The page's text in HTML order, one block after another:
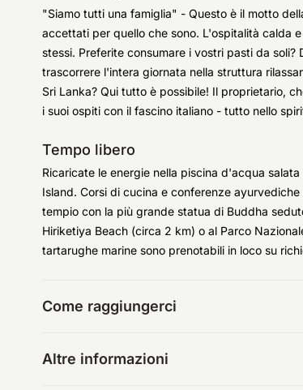
"Siamo tutti una famiglia" - Questo è il motto
accettati per quello che sono. L'ospitalità calda
stessi. Preferite consumare i vostri pasti da
trascorrere l'intera giornata nella struttura
Sri Lanka? Qui tutto è possibile! Il proprietario,
i suoi ospiti con il fascino italiano - tutto nello
Tempo libero
Ricaricate le energie nella piscina d'acqua
Island. Corsi di cucina e conferenze
tempio con la più grande statua di Buddha
Hiriketiya Beach (circa 2 km) o al Parco
tartarughe marine sono prenotabili in loco su
Come raggiungerci
Altre informazioni